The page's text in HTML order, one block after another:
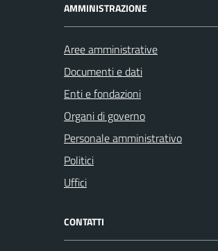
AMMINISTRAZIONE
Aree amministrative
Documenti e dati
Enti e fondazioni
Organi di governo
Personale amministrativo
Politici
Uffici
CONTATTI